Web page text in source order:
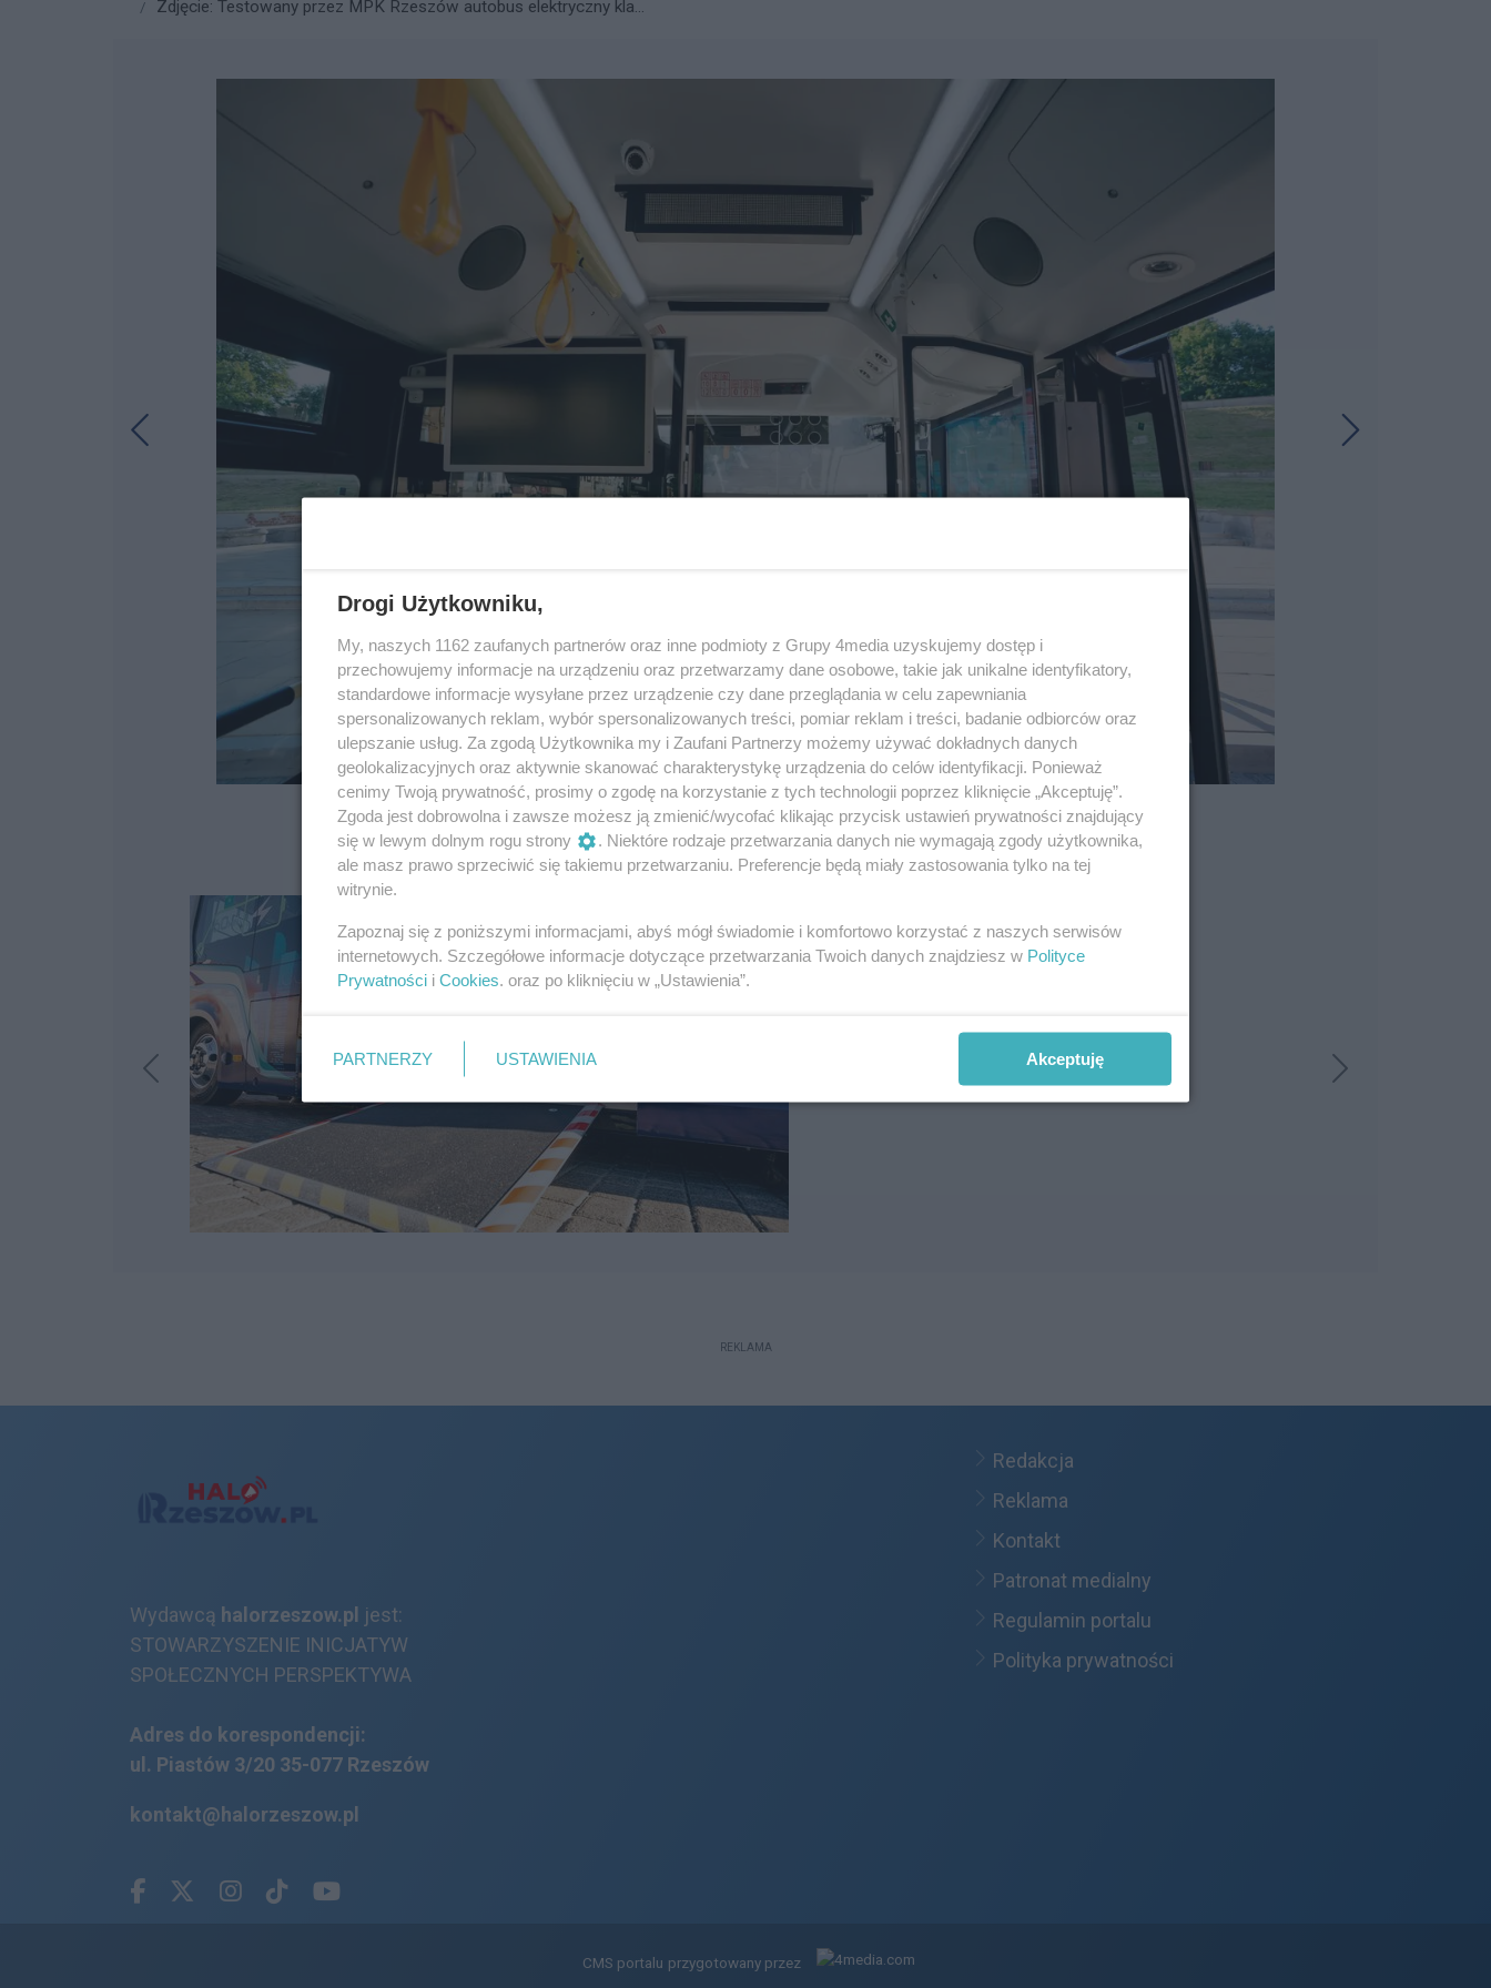
Zdjęcie: Testowany przez MPK Rzeszów autobus elektryczny kla...
3 / 6
REKLAMA
Wydawcą halorzeszow.pl jest:
STOWARZYSZENIE INICJATYW
SPOŁECZNYCH PERSPEKTYWA
Adres do korespondencji:
ul. Piastów 3/20 35-077 Rzeszów
kontakt@halorzeszow.pl
Redakcja
Reklama
Kontakt
Patronat medialny
Regulamin portalu
Polityka prywatności
Facebook.com
X.comInstagram.com
Tiktok.com
Youtube.com
CMS portalu przygotowany przez
Drogi Użytkowniku,
My, naszych 1162 zaufanych partnerów oraz inne podmioty z Grupy 4media uzyskujemy dostęp i
przechowujemy informacje na urządzeniu oraz przetwarzamy dane osobowe, takie jak unikalne identyfikatory,
standardowe informacje wysyłane przez urządzenie czy dane przeglądania w celu zapewniania
spersonalizowanych reklam, wybór spersonalizowanych treści, pomiar reklam i treści, badanie odbiorców oraz
ulepszanie usług. Za zgodą Użytkownika my i Zaufani Partnerzy możemy używać dokładnych danych
geolokalizacyjnych oraz aktywnie skanować charakterystykę urządzenia do celów identyfikacji. Ponieważ
cenimy Twoją prywatność, prosimy o zgodę na korzystanie z tych technologii poprzez kliknięcie „Akceptuję”.
Zgoda jest dobrowolna i zawsze możesz ją zmienić/wycofać klikając przycisk ustawień prywatności znajdujący
się w lewym dolnym rogu strony
. Niektóre rodzaje przetwarzania danych nie wymagają zgody użytkownika,
ale masz prawo sprzeciwić się takiemu przetwarzaniu. Preferencje będą miały zastosowania tylko na tej
witrynie.
Zapoznaj się z poniższymi informacjami, abyś mógł świadomie i komfortowo korzystać z naszych serwisów
internetowych. Szczegółowe informacje dotyczące przetwarzania Twoich danych znajdziesz w Polityce
Prywatności i Cookies. oraz po kliknięciu w „Ustawienia”.
PARTNERZY USTAWIENIA Akceptuję